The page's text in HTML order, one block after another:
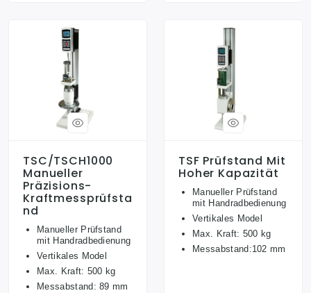
TSC/TSCH1000
Manueller
Präzisions-
Kraftmessprüfsta
Nd
Manueller Prüfstand
mit Handradbedienung
Vertikales Model
Max. Kraft: 500 kg
Messabstand: 89 mm
TSF Prüfstand Mit
Hoher Kapazität
Manueller Prüfstand
mit Handradbedienung
Vertikales Model
Max. Kraft: 500 kg
Messabstand:102 mm